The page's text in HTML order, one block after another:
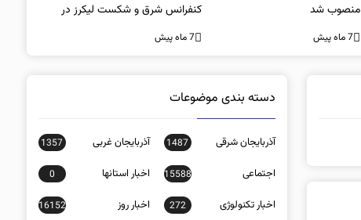
منصوب شد
7 ماه پیش
کنفرانس شرق و شکست لیکرز در
غیاب جیمز
7 ماه پیش
دسته بندی موضوعات
آذربایجان شرقی 1487 آذربایجان غربی 1357
اجتماعی 15588 اخبار استانها 0
اخبار تکنولوژی 272 اخبار روز 16152